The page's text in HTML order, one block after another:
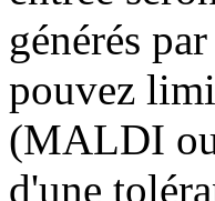
générés
pouvez
(MALDI ou
d'une